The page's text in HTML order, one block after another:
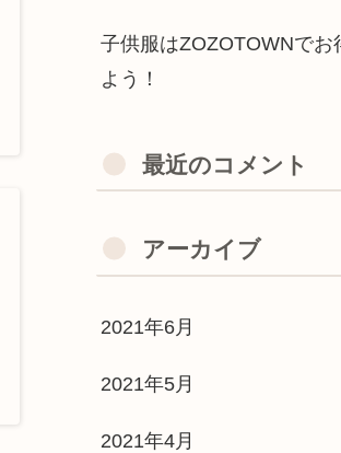
子供服はZOZOTOWNでお
よう！
最近のコメント
アーカイブ
2021年6月
2021年5月
2021年4月